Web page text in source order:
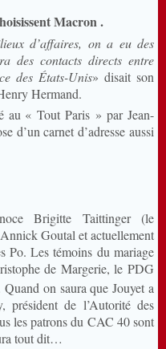
Macron .
d’affaires, on a eu des
des contacts directs entre
des États-Unis» disait son
Hermand.
au « Tout Paris » par Jean-
d’un carnet d’adresse aussi
Brigitte Taittinger (le
Goutal et actuellement
Po. Les témoins du mariage
de Margerie, le PDG
on saura que Jouyet a
président de l’Autorité des
les patrons du CAC 40 sont
tout dit…